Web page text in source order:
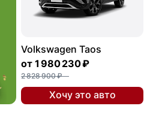
Volkswagen Taos
от 1 980 230 ₽
2 828 900 ₽
Хочу это авто